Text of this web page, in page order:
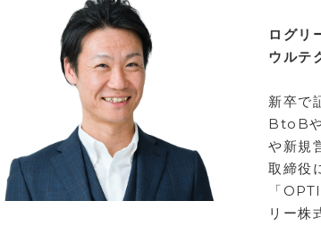
ログリ
ウルテ
新卒で
BtoB
や新規
取締役
「
リー株